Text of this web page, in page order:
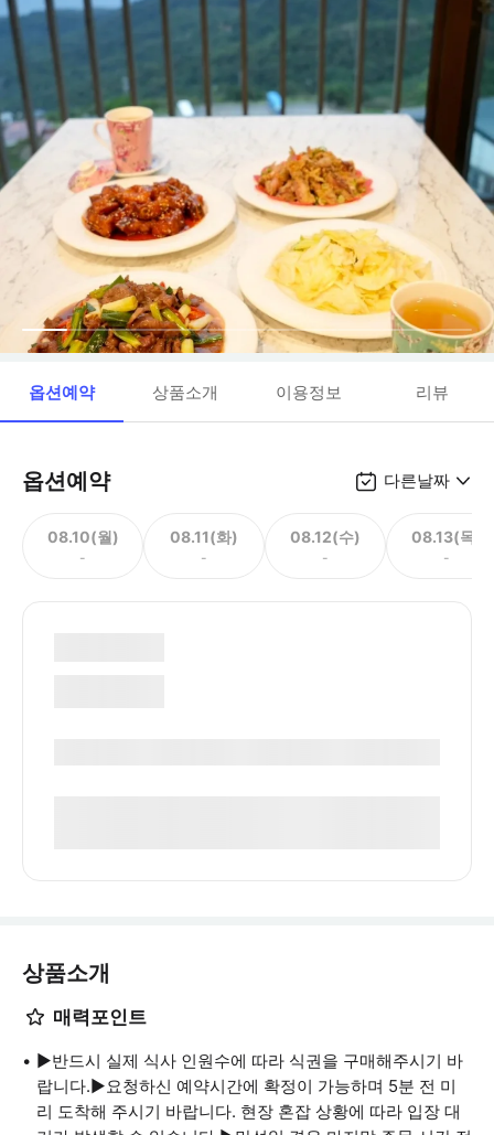
옵션예약 상품소개 이용정보 리뷰
옵션예약 다른날짜
08.10(월)
-
08.11(화)
-
08.12(수)
-
08.13(목)
-
상품소개
매력포인트
▶반드시 실제 식사 인원수에 따라 식권을 구매해주시기 바
랍니다.▶요청하신 예약시간에 확정이 가능하며 5분 전 미
리 도착해 주시기 바랍니다. 현장 혼잡 상황에 따라 입장 대